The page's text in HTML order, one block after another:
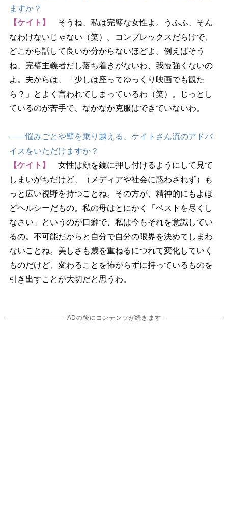
ますか？
【ケイト】
そうね、私は完璧な女性よ。うふふ、そん
なわけないじゃない（笑）。コンプレックスだらけで、
どこから話して良いか分からないほどよ。例えばそう
ね、完璧主義者だし落ち着きがないわ、我慢強くないの
よ。夫からは、「少しは座ってゆっくり映画でも観た
ら？」とよく言われてしまっているわ（笑）。じっとし
ているのが苦手で、なかなか克服はできていないわ。
――悩みごとや壁を乗り越える、ケイトさん流のアドバ
イスをいただけますか？
【ケイト】
女性は顔を鏡に押し付けるようにして見て
しまいがちだけど、（メディアや社会に惑わされず）も
っと広い視野を持つことね。その方が、精神的にもよほ
どヘルシーだもの。私の母はとにかく「ベストを尽くし
なさい」というのが口癖で、私は今もそれを意識してい
るの。不可能だからと自分で自分の限界を決めてしまわ
ないことね。美しさも歳を重ねるにつれて変化していく
ものだけど、変わることを怖がらずに持っているものを
引き出すことが大切だと思うわ。
ADの後にコンテンツが続きます